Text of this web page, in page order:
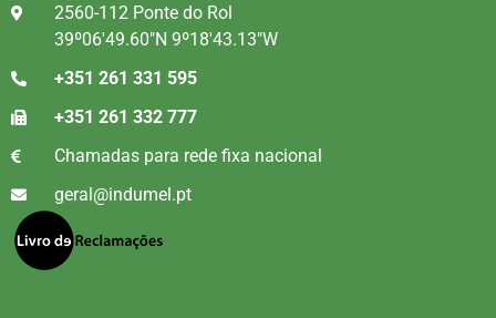
2560-112 Ponte do Rol
39º06'49.60"N 9º18'43.13"W
+351 261 331 595
+351 261 332 777
Chamadas para rede fixa nacional
geral@indumel.pt